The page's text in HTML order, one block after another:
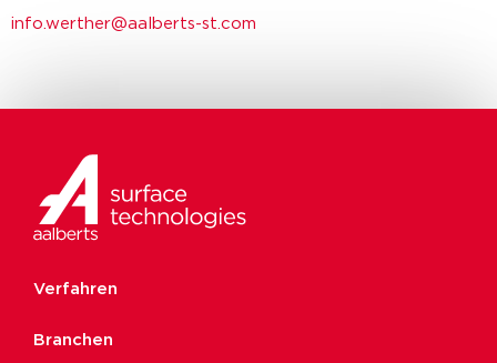
info.werther@aalberts-st.com
Verfahren
Branchen